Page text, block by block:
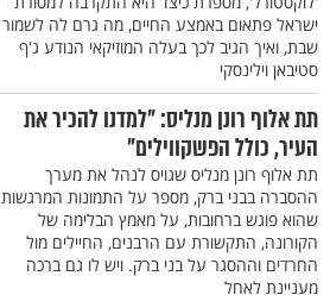
ישראל פתאום באמצע החיים, מה גרם לה לשמור
שבת, ואיך הגיב לכך בעלה המוזיקאי הנודע ג'ף
סטיבאן וילינסקי
תת אלוף רונן מנליס: "למדנו להכיר את
העיר, כולל הפשקווילים"
תת אלוף רונן מנליס שגויס לנהל את מערך
ההסברה בבני ברק, מספר על התמונות המרגשות
שהוא פוגש ברחובות, על מאמץ הבלימה של
הקורונה, התקשורת עם הרבנים, החיילים מול
החרדים וההסגר על בני ברק. ויש לו גם ברכה
מעניינת לאחל